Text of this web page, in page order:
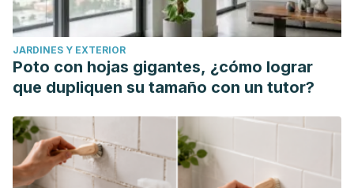
JARDINES Y EXTERIOR
Poto con hojas gigantes, ¿cómo lograr
que dupliquen su tamaño con un tutor?